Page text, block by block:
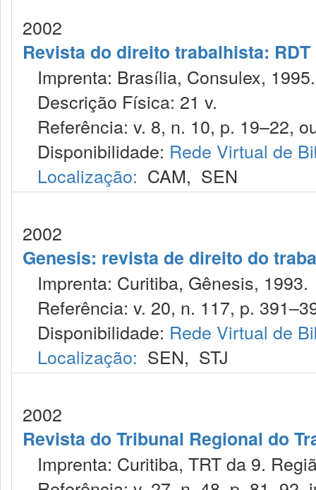
2002
Revista do direito trabalhista: RDT
Imprenta: Brasília, Consulex, 1995.
Descrição Física: 21 v.
Referência: v. 8, n. 10, p. 19–22,
Disponibilidade: Rede Virtual de
Localização: CAM, SEN
2002
Genesis: revista de direito do
Imprenta: Curitiba, Gênesis, 1993.
Referência: v. 20, n. 117, p.
Disponibilidade: Rede Virtual de
Localização: SEN, STJ
2002
Revista do Tribunal Regional do
Imprenta: Curitiba, TRT da 9.